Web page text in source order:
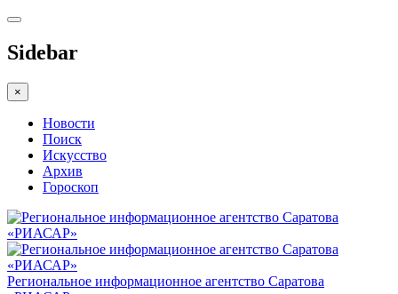
Sidebar
×
Новости
Поиск
Искусство
Архив
Гороскоп
Региональное информационное агентство Саратова